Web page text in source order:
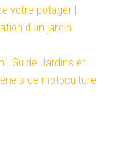
votre potager |
d’un jardin
| Guide Jardins et
de motoculture